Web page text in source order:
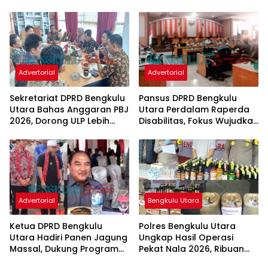
Penyangga
Advertorial
Sekretariat DPRD Bengkulu
Utara Bahas Anggaran PBJ
2026, Dorong ULP Lebih
Advertorial
Pansus DPRD Bengkulu
Utara Perdalam Raperda
Disabilitas, Fokus Wujudkan
Advertorial
Ketua DPRD Bengkulu
Utara Hadiri Panen Jagung
Massal, Dukung Program
Bengkulu Utara
Polres Bengkulu Utara
Ungkap Hasil Operasi
Pekat Nala 2026, Ribuan